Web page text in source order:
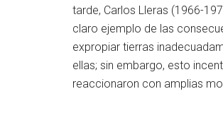
tarde, Carlos Lleras (1966-
claro ejemplo de las
expropiar tierras
ellas; sin embargo, esto
reaccionaron con amplias